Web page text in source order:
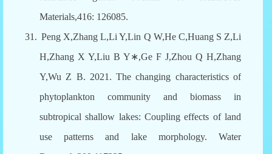
Materials,416: 126085.
31. Peng X,Zhang L,Li Y,Lin Q W,He C,Huang S Z,Li
H,Zhang X Y,Liu B Y∗,Ge F J,Zhou Q H,Zhang
Y,Wu Z B. 2021. The changing characteristics of
phytoplankton community and biomass in
subtropical shallow lakes: Coupling effects of land
use patterns and lake morphology. Water